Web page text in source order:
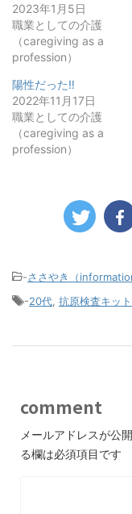
2023年1月5日
職業としての介護
（caregiving as a
profession）
陽性だった‼️
2022年11月17日
職業としての介護
（caregiving as a
profession）
-ささやき（
-20代 抗原検査キット
comment
メールアドレスが公
る欄は必須項目です